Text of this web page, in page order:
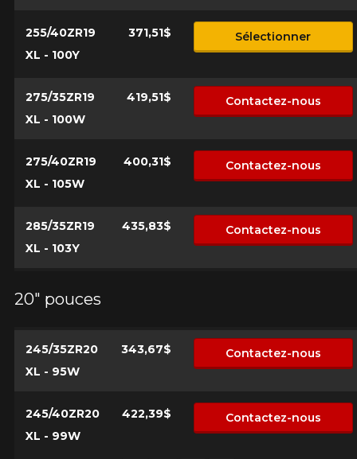
255/40ZR19
XL - 100Y
371,51$ Sélectionner
275/35ZR19
XL - 100W
419,51$ Contactez-nous
275/40ZR19
XL - 105W
400,31$ Contactez-nous
285/35ZR19
XL - 103Y
435,83$ Contactez-nous
20" pouces
245/35ZR20
XL - 95W
343,67$ Contactez-nous
245/40ZR20
XL - 99W
422,39$ Contactez-nous